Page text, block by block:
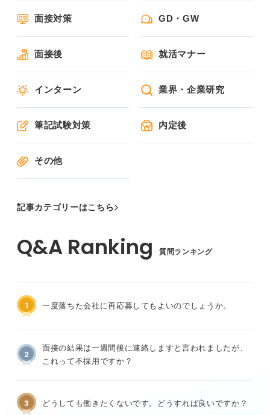
面接対策 GD・GW
面接後 就活マナー
インターン 業界・企業研究
筆記試験対策 内定後
その他
記事カテゴリーはこちら
質問ランキング
1 一度落ちた会社に再応募してもよいのでしょうか。
2
面接の結果は一週間後に連絡しますと言われましたが、
これって不採用ですか？
3 どうしても働きたくないです。どうすれば良いですか？